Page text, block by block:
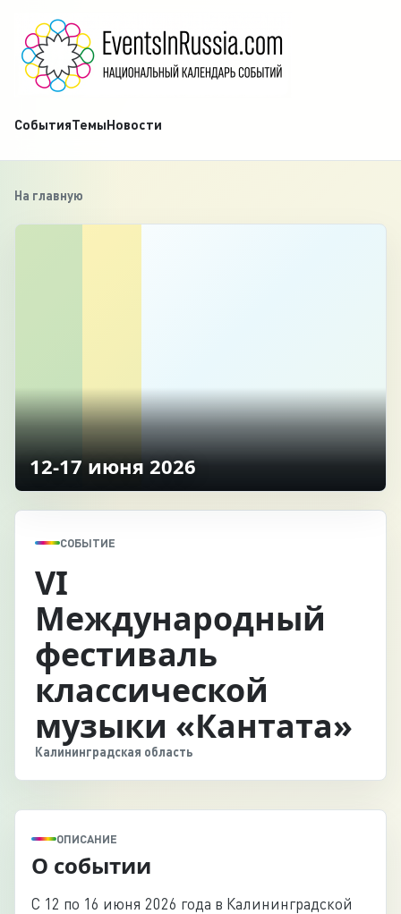
СобытияТемыНовости
На главную
12-17 июня 2026
СОБЫТИЕ
VI
Международный
фестиваль
классической
музыки «Кантата»
Калининградская область
ОПИСАНИЕ
О событии
С 12 по 16 июня 2026 года в Калининградской